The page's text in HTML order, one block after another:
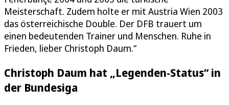
Meisterschaft. Zudem holte er mit Austria Wien 2003
das österreichische Double. Der DFB trauert um
einen bedeutenden Trainer und Menschen. Ruhe in
Frieden, lieber Christoph Daum.“
Christoph Daum hat „Legenden-Status“ in
der Bundesiga